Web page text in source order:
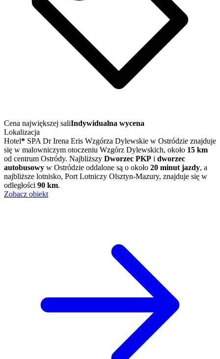
Cena największej saliIndywidualna wycena
Lokalizacja
Hotel* SPA Dr Irena Eris Wzgórza Dylewskie w Ostródzie znajduje
się w malowniczym otoczeniu Wzgórz Dylewskich, około 15 km
od centrum Ostródy. Najbliższy Dworzec PKP i dworzec
autobusowy w Ostródzie oddalone są o około 20 minut jazdy, a
najbliższe lotnisko, Port Lotniczy Olsztyn-Mazury, znajduje się w
odległości 90 km.
Zobacz obiekt